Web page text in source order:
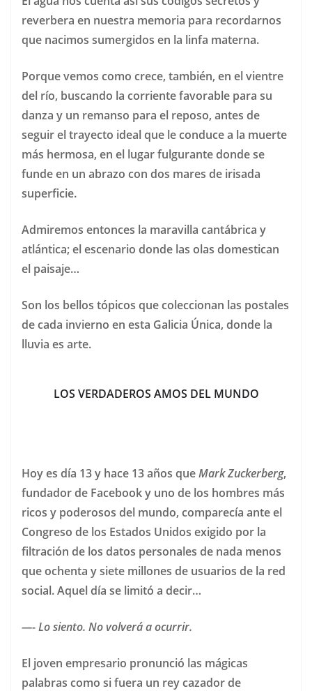
reverbera en nuestra memoria para recordarnos
que nacimos sumergidos en la linfa materna.
Porque vemos como crece, también, en el vientre
del río, buscando la corriente favorable para su
danza y un remanso para el reposo, antes de
seguir el trayecto ideal que le conduce a la muerte
más hermosa, en el lugar fulgurante donde se
funde en un abrazo con dos mares de irisada
superficie.
Admiremos entonces la maravilla cantábrica y
atlántica; el escenario donde las olas domestican
el paisaje…
Son los bellos tópicos que coleccionan las postales
de cada invierno en esta Galicia Única, donde la
lluvia es arte.
LOS VERDADEROS AMOS DEL MUNDO
Hoy es día 13 y hace 13 años queMark Zuckerberg,
fundador de Facebook y uno de los hombres más
ricos y poderosos del mundo, comparecía ante el
Congreso de los Estados Unidos exigido por la
filtración de los datos personales de nada menos
que ochenta y siete millones de usuarios de la red
social. Aquel día se limitó a decir…
—- Lo siento. No volverá a ocurrir.
El joven empresario pronunció las mágicas
palabras como si fuera un rey cazador de